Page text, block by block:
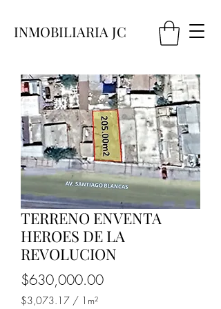
INMOBILIARIA JC
TERRENO ENVENTA
HEROES DE LA
REVOLUCION
$630,000.00Precio
$3,073.17 / 1m²